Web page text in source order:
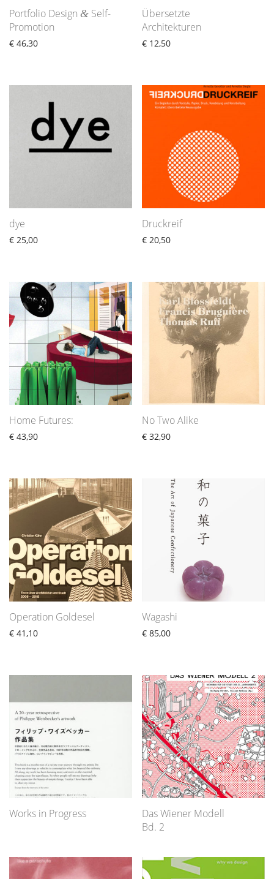
Portfolio Design & Self-
Promotion
€ 46,30
Übersetzte
Architekturen
€ 12,50
dye
€ 25,00
Druckreif
€ 20,50
Home Futures:
€ 43,90
No Two Alike
€ 32,90
Operation Goldesel
€ 41,10
Wagashi
€ 85,00
Works in Progress
Das Wiener Modell
Bd. 2